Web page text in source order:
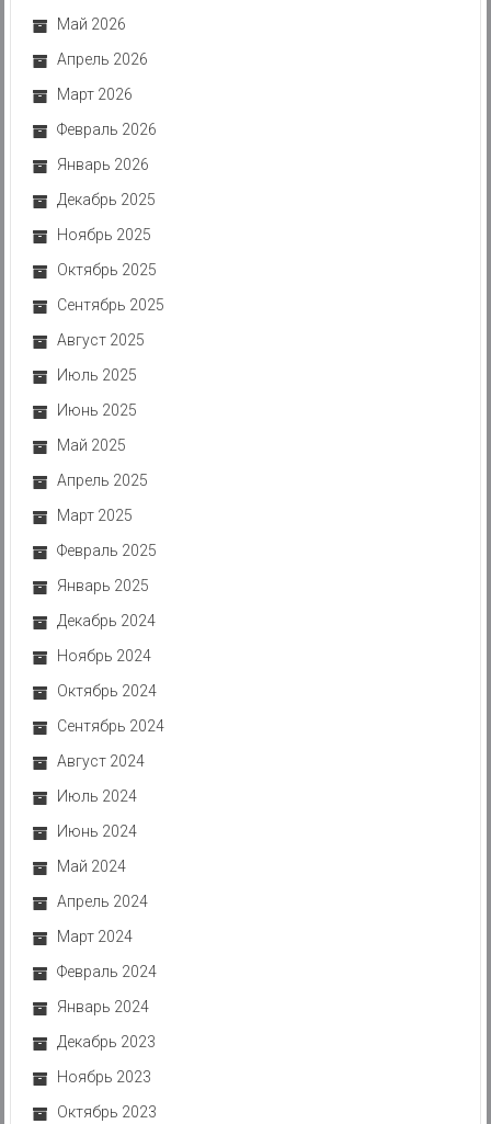
Май 2026
Апрель 2026
Март 2026
Февраль 2026
Январь 2026
Декабрь 2025
Ноябрь 2025
Октябрь 2025
Сентябрь 2025
Август 2025
Июль 2025
Июнь 2025
Май 2025
Апрель 2025
Март 2025
Февраль 2025
Январь 2025
Декабрь 2024
Ноябрь 2024
Октябрь 2024
Сентябрь 2024
Август 2024
Июль 2024
Июнь 2024
Май 2024
Апрель 2024
Март 2024
Февраль 2024
Январь 2024
Декабрь 2023
Ноябрь 2023
Октябрь 2023